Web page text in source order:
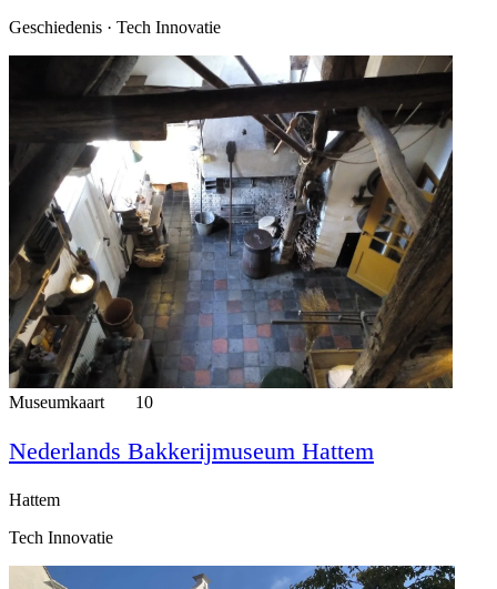
Geschiedenis · Tech Innovatie
Museumkaart 10
Nederlands Bakkerijmuseum Hattem
Hattem
Tech Innovatie